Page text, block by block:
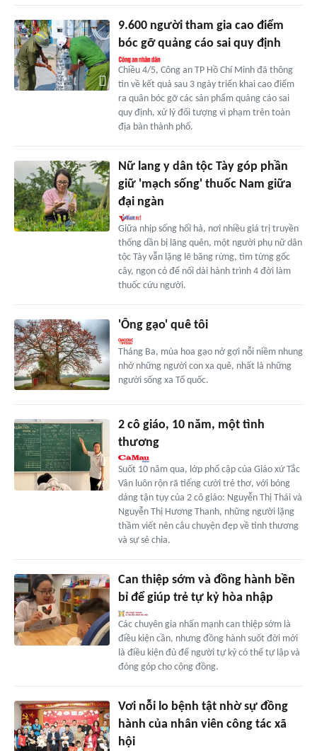
9.600 người tham gia cao điểm
bóc gỡ quảng cáo sai quy định
Chiều 4/5, Công an TP Hồ Chí Minh đã thông
tin về kết quả sau 3 ngày triển khai cao điểm
ra quân bóc gỡ các sản phẩm quảng cáo sai
quy định, xử lý đối tượng vi phạm trên toàn
địa bàn thành phố.
Nữ lang y dân tộc Tày góp phần
giữ 'mạch sống' thuốc Nam giữa
đại ngàn
Giữa nhịp sống hối hả, nơi nhiều giá trị truyền
thống dần bị lãng quên, một người phụ nữ dân
tộc Tày vẫn lặng lẽ băng rừng, tìm từng gốc
cây, ngọn cỏ để nối dài hành trình 4 đời làm
thuốc cứu người.
'Ông gạo' quê tôi
Tháng Ba, mùa hoa gạo nở gợi nỗi niềm nhung
nhớ những người con xa quê, nhất là những
người sống xa Tổ quốc.
2 cô giáo, 10 năm, một tình
thương
Suốt 10 năm qua, lớp phổ cập của Giáo xứ Tắc
Vân luôn rộn rã tiếng cười trẻ thơ, với bóng
dáng tận tụy của 2 cô giáo: Nguyễn Thị Thái và
Nguyễn Thị Hương Thanh, những người lặng
thầm viết nên câu chuyện đẹp về tình thương
và sự sẻ chia.
Can thiệp sớm và đồng hành bền
bỉ để giúp trẻ tự kỷ hòa nhập
Các chuyên gia nhấn mạnh can thiệp sớm là
điều kiện cần, nhưng đồng hành suốt đời mới
là điều kiện đủ để người tự kỷ có thể tự lập và
đóng góp cho cộng đồng.
Vơi nỗi lo bệnh tật nhờ sự đồng
hành của nhân viên công tác xã
hội